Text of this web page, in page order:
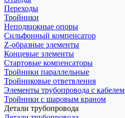
Переходы
Тройники
Неподвижные опоры
Cильфонный компенсатор
Z-образные элементы
Концевые элементы
Стартовые компенсаторы
Тройники параллельные
Тройниковые ответвления
Элементы трубопровода с кабелем
Тройники с шаровым краном
Детали трубопровода